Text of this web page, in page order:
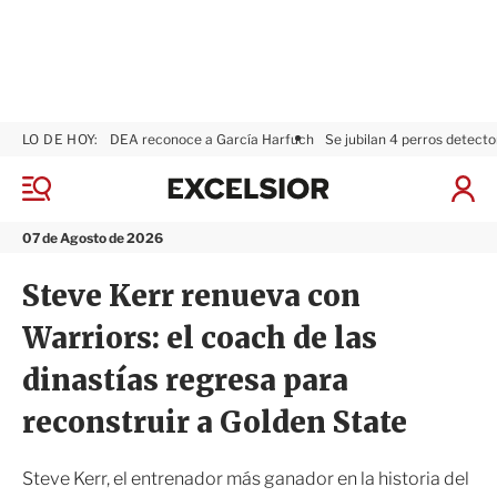
M
n
07 de Agosto de 2026
LO DE HOY: DEA reconoce a García Harfuch Se jubilan 4 perros
I
x
i
o
Steve Kerr renueva con
Warriors: el coach de las
dinastías regresa para
reconstruir a Golden State
Steve Kerr, el entrenador más ganador en la historia del